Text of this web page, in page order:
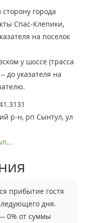
сторону города
Спас-Клепики,
на поселок
у шоссе (трасса
до указателя на
р-н, рп Сынтул, ул
прибытие гостя
дня.
0% от суммы